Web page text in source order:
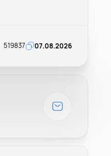
519837 07.08.2026